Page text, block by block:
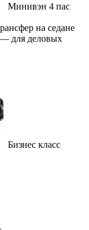
Минивэн 4 пас
на седане
— для деловых
Бизнес класс